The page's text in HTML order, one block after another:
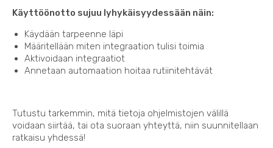
Käyttöönotto sujuu lyhykäisyydessään näin:
Käydään tarpeenne läpi
Määritellään miten integraation tulisi toimia
Aktivoidaan integraatiot
Annetaan automaation hoitaa rutiinitehtävät
Tutustu tarkemmin, mitä tietoja ohjelmistojen välillä
voidaan siirtää, tai ota suoraan yhteyttä, niin suunnitellaan
ratkaisu yhdessä!